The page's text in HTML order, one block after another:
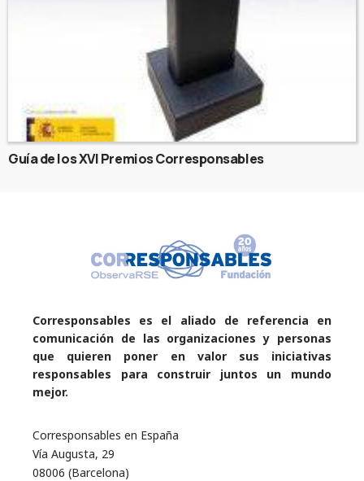
Guía de los XVI Premios Corresponsables
Corresponsables es el aliado de referencia en
comunicación de las organizaciones y personas
que quieren poner en valor sus iniciativas
responsables para construir juntos un mundo
mejor.
Corresponsables en España
Vía Augusta, 29
08006 (Barcelona)